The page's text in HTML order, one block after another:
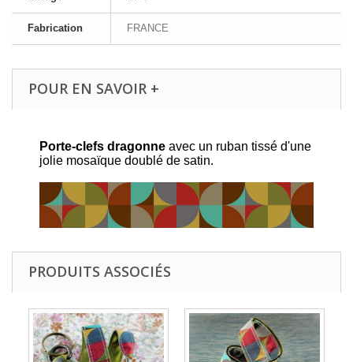
Fabrication FRANCE
POUR EN SAVOIR +
Porte-clefs dragonne avec un ruban tissé d'une
jolie mosaïque doublé de satin.
PRODUITS ASSOCIÉS